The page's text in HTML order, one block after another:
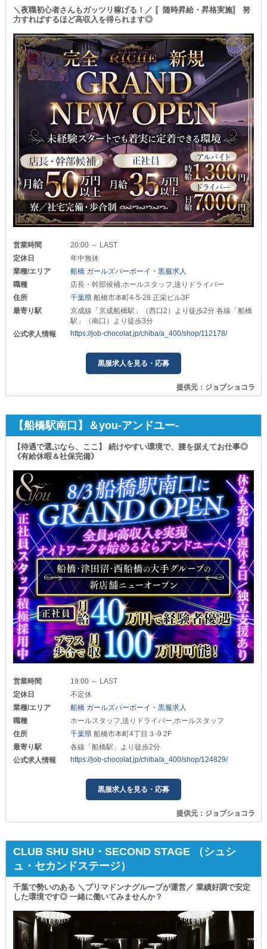
＼夜職初心者さんもガッツリ稼げる！／ 〚随時昇給・昇格実施〛 努
力すればするほど高収入を得られます◎
営業時間
20:00 ～ LAST
定休日
年中無休
業種/エリア
船橋 ガールズバーボーイ・黒服求人
職種
店長・幹部候補,ホールスタッフ,送りドライバー
住所
千葉県船橋市本町4-5-28 正栄ビル3F
最寄り駅
京成線「京成船橋駅」（西口2）より徒歩2分 各線「船橋
駅」（南口）より徒歩3分
公式求人情報
https://job-chocolat.jp/chiba/a_400/shop/112178/
黒服求人を見る・応募
提供元：ジョブショコラ
【船橋駅南口】＆you-アンドユー-
【待遇で選ぶなら、ここ】 続けやすい環境で、腰を据えてお仕事◎
《有給休暇＆社保完備》
営業時間
19:00 ～ LAST
定休日
不定休
業種/エリア
船橋 ガールズバーボーイ・黒服求人
職種
ホールスタッフ,送りドライバー,ホールスタッフ
住所
千葉県船橋市本町4丁目３-9 2F
最寄り駅
各線「船橋駅」より徒歩2分
公式求人情報
https://job-chocolat.jp/chiba/a_400/shop/124829/
黒服求人を見る・応募
提供元：ジョブショコラ
CLUB SHU SHU・SECOND STAGE （シュシ
ュ・セカンドステージ）
千葉で勢いのある ＼プリマドンナグループが運営／ 業績好調で安定
した環境です◎ 一緒に働いてみませんか？